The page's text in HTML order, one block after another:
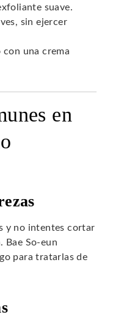
suave.
sin ejercer
una crema
en
y no intentes cortar
Bae So-eun
para tratarlas de